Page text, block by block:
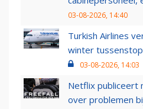
03-08-2026, 14:40
Turkish Airlines
winter
03-08-2026, 14:03
Netflix publiceert
over problemen